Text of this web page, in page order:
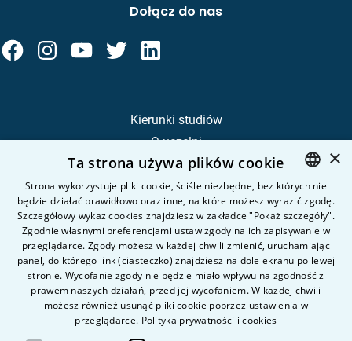
Kierunki studiów
O uczelni
Kandydat
Student
Nauka i badania
Intranet
Pytania i odpowiedzi
Kontakt
Dołącz do nas
POLISH
ENGLISH
×
Ta strona używa plików cookie
Strona wykorzystuje pliki cookie, ściśle niezbędne, bez których nie
będzie działać prawidłowo oraz inne, na które możesz wyrazić zgodę.
Szczegółowy wykaz cookies znajdziesz w zakładce "Pokaż szczegóły".
Zgodnie własnymi preferencjami ustaw zgody na ich zapisywanie w
przeglądarce. Zgody możesz w każdej chwili zmienić, uruchamiając
panel, do którego link (ciasteczko) znajdziesz na dole ekranu po lewej
stronie. Wycofanie zgody nie będzie miało wpływu na zgodność z
prawem naszych działań, przed jej wycofaniem. W każdej chwili
możesz również usunąć pliki cookie poprzez ustawienia w
przeglądarce. Polityka prywatności i cookies